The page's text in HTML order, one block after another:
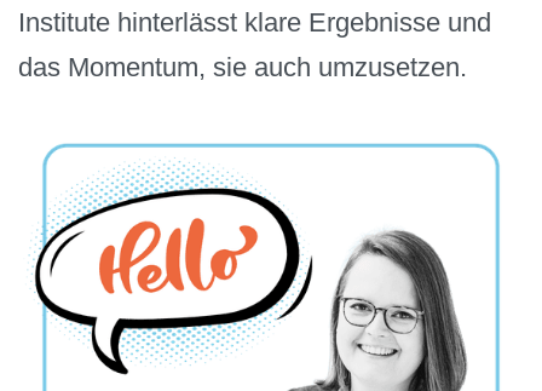
Institute hinterlässt klare Ergebnisse und
das Momentum, sie auch umzusetzen.